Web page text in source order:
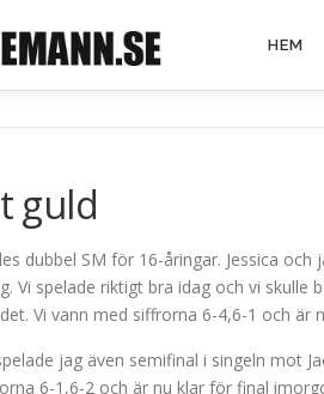
HEM
guld
dubbel SM för 16-åringar. Jessica
Vi spelade riktigt bra idag och vi
det. Vi vann med siffrorna 6-4,6-1 och är
jag även semifinal i singeln mot
6-1,6-2 och är nu klar för final